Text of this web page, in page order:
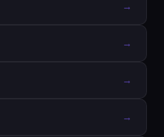
→
→
→
→